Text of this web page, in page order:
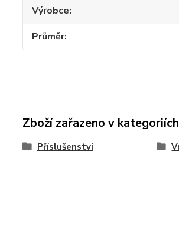
Výrobce
Průměr
Zboží zařazeno v kategoriích
Příslušenství